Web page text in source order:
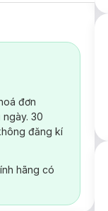
đơn
30
đăng kí
hãng có